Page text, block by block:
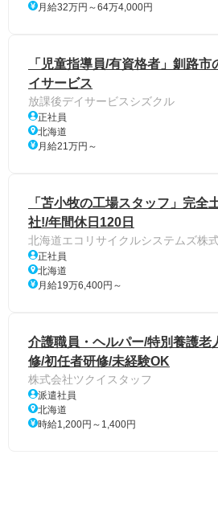
月給32万円～64万4,000円
「児童指導員/有資格者」釧路
イサービス
放課後デイサービスシズクル
正社員
北海道
月給21万円～
「苫小牧の工場スタッフ」完全
社!/年間休日120日
北海道エコリサイクルシステムズ株
正社員
北海道
月給19万6,400円～
介護職員・ヘルパー/特別養護老
修/初任者研修/未経験OK
株式会社ツクイスタッフ
派遣社員
北海道
時給1,200円～1,400円